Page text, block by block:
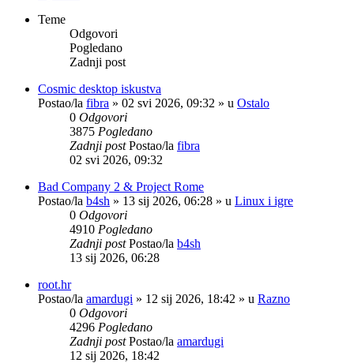
Teme
Odgovori
Pogledano
Zadnji post
Cosmic desktop iskustva
Postao/la fibra » 02 svi 2026, 09:32 » u Ostalo
0 Odgovori
3875 Pogledano
Zadnji postPostao/la fibra
02 svi 2026, 09:32
Bad Company 2 & Project Rome
Postao/la b4sh » 13 sij 2026, 06:28 » u Linux i igre
0 Odgovori
4910 Pogledano
Zadnji postPostao/la b4sh
13 sij 2026, 06:28
root.hr
Postao/la amardugi » 12 sij 2026, 18:42 » u Razno
0 Odgovori
4296 Pogledano
Zadnji postPostao/la amardugi
12 sij 2026, 18:42